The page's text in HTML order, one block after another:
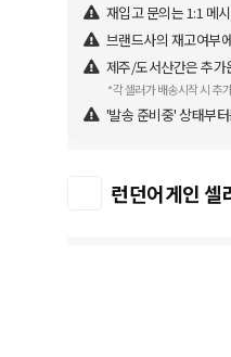
재입고 문의는 1:1 메
브랜드사의 재고여부
제주/도서산간은 추가
*각 셀러가 배송시작 시 추
'발송 준비중' 상태부
런던어게인 셀